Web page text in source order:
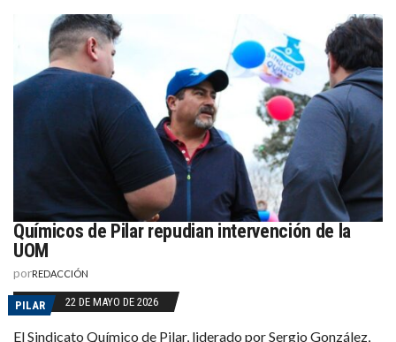
Químicos de Pilar repudian intervención de la
UOM
porREDACCIÓN
PILAR 22 DE MAYO DE 2026
El Sindicato Químico de Pilar, liderado por Sergio González,